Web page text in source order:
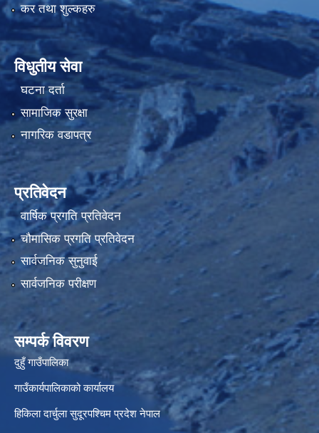
कर तथा शुल्कहरु
विधुतीय सेवा
घटना दर्ता
सामाजिक सुरक्षा
नागरिक वडापत्र
प्रतिवेदन
वार्षिक प्रगति प्रतिवेदन
चौमासिक प्रगति प्रतिवेदन
सार्वजनिक सुनुवाई
सार्वजनिक परीक्षण
सम्पर्क विवरण
दुहुँ गाउँपालिका
गाउँकार्यपालिकाको कार्यालय
हिकिला दार्चुला सुदूरपश्चिम प्रदेश नेपाल